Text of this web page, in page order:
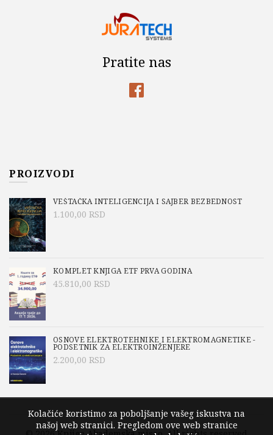
Pratite nas
PROIZVODI
VEŠTAČKA INTELIGENCIJA I SAJBER BEZBEDNOST
1.100,00 RSD
KOMPLET KNJIGA ETF PRVA GODINA
45.810,00 RSD
OSNOVE ELEKTROTEHNIKE I ELEKTROMAGNETIKE -
PODSETNIK ZA ELEKTROINŽENJERE
2.200,00 RSD
Kolačiće koristimo za poboljšanje vašeg iskustva na
našoj web stranici. Pregledom ove web stranice